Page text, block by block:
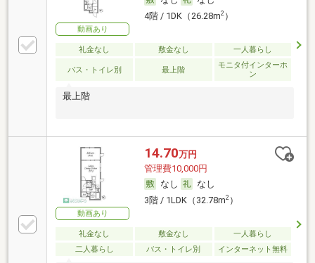
動画あり
4階 / 1DK（26.28m2）
礼金なし 敷金なし 一人暮らし
バス・トイレ別 最上階
モニタ付インターホ
ン
最上階
動画あり
14.70万円
管理費10,000円
なし
なし
3階 / 1LDK（32.78m2）
礼金なし 敷金なし
一人暮らし
二人暮らし
バス・トイレ別 インターネット無料